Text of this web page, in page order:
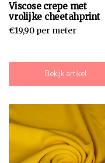
Viscose crepe met
vrolijke cheetahprint
€19,90 per meter
Bekijk artikel